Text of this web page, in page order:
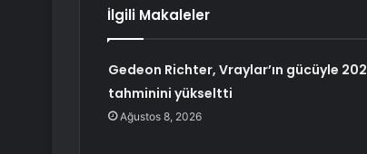
İlgili Makaleler
Gedeon Richter, Vraylar’ın gücüyle
tahminini yükseltti
Ağustos 8, 2026